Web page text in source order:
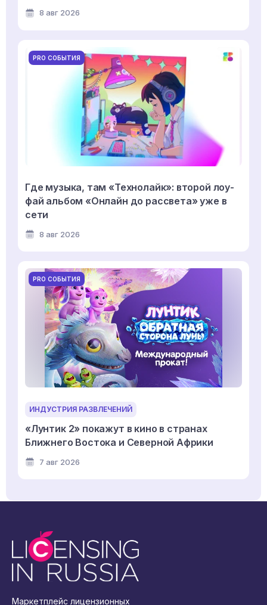
мультсериала «Смешарики»
8 авг 2026
PRO СОБЫТИЯ
Где музыка, там «Технолайк»: второй лоу-
фай альбом «Онлайн до рассвета» уже в
сети
8 авг 2026
PRO СОБЫТИЯ
ИНДУСТРИЯ РАЗВЛЕЧЕНИЙ
«Лунтик 2» покажут в кино в странах
Ближнего Востока и Северной Африки
7 авг 2026
Маркетплейс лицензионных